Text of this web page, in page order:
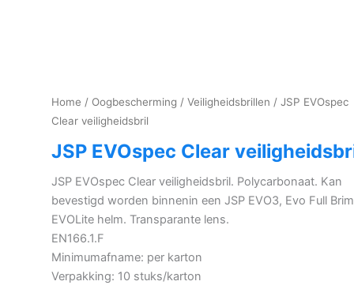
Home / Oogbescherming / Veiligheidsbrillen / JSP EVOspec
Clear veiligheidsbril
JSP EVOspec Clear
JSP EVOspec Clear veiligheidsbril. Polycarbonaat. Kan
bevestigd worden binnenin een JSP EVO3, Evo Full
EVOLite helm. Transparante lens.
EN166.1.F
Minimumafname: per karton
Verpakking: 10 stuks/karton